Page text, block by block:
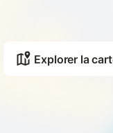
Explorer la